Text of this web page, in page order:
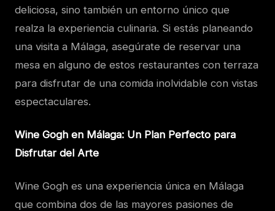
deliciosa, sino también un entorno único que
realza la experiencia culinaria. Si estás planeando
una visita a Málaga, asegúrate de reservar una
mesa en alguno de estos restaurantes con terraza
para disfrutar de una comida inolvidable con vistas
espectaculares.
Wine Gogh en Málaga: Un Plan Perfecto para
Disfrutar del Arte
Wine Gogh es una experiencia única en Málaga
que combina dos de las mayores pasiones de